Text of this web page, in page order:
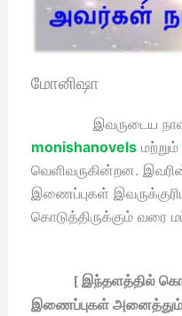
மோனிஷா
இவருடைய
monishanovels மற்றும்
வெளிவருகின்றன.
இணைப்புகள்
கொடுத்திருக்கும் வரை
[ இந்தளத்தில்
இணைப்புகள் அனைத்தும்